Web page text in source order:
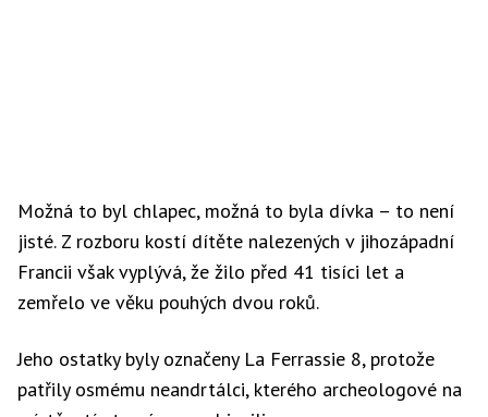
Možná to byl chlapec, možná to byla dívka – to není
jisté. Z rozboru kostí dítěte nalezených v jihozápadní
Francii však vyplývá, že žilo před 41 tisíci let a
zemřelo ve věku pouhých dvou roků.
Jeho ostatky byly označeny La Ferrassie 8, protože
patřily osmému neandrtálci, kterého archeologové na